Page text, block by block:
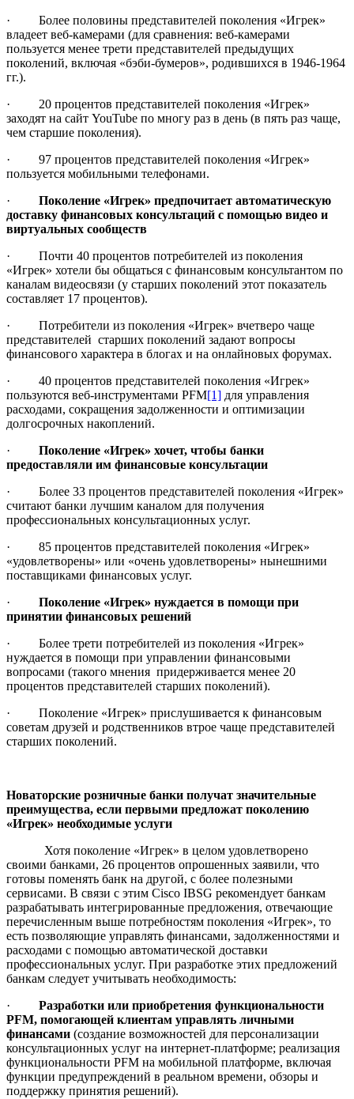
· Более половины представителей поколения «Игрек»
владеет веб-камерами (для сравнения: веб-камерами
пользуется менее трети представителей предыдущих
поколений, включая «бэби-бумеров», родившихся в 1946-1964
гг.).
· 20 процентов представителей поколения «Игрек»
заходят на сайт YouTube по многу раз в день (в пять раз чаще,
чем старшие поколения).
· 97 процентов представителей поколения «Игрек»
пользуется мобильными телефонами.
· Поколение «Игрек» предпочитает автоматическую
доставку финансовых консультаций с помощью видео и
виртуальных сообществ
· Почти 40 процентов потребителей из поколения
«Игрек» хотели бы общаться с финансовым консультантом по
каналам видеосвязи (у старших поколений этот показатель
составляет 17 процентов).
· Потребители из поколения «Игрек» вчетверо чаще
представителей старших поколений задают вопросы
финансового характера в блогах и на онлайновых форумах.
· 40 процентов представителей поколения «Игрек»
пользуются веб-инструментами PFM[1] для управления
расходами, сокращения задолженности и оптимизации
долгосрочных накоплений.
· Поколение «Игрек» хочет, чтобы банки
предоставляли им финансовые консультации
· Более 33 процентов представителей поколения «Игрек»
считают банки лучшим каналом для получения
профессиональных консультационных услуг.
· 85 процентов представителей поколения «Игрек»
«удовлетворены» или «очень удовлетворены» нынешними
поставщиками финансовых услуг.
· Поколение «Игрек» нуждается в помощи при
принятии финансовых решений
· Более трети потребителей из поколения «Игрек»
нуждается в помощи при управлении финансовыми
вопросами (такого мнения придерживается менее 20
процентов представителей старших поколений).
· Поколение «Игрек» прислушивается к финансовым
советам друзей и родственников втрое чаще представителей
старших поколений.
Новаторские розничные банки получат значительные
преимущества, если первыми предложат поколению
«Игрек» необходимые услуги
Хотя поколение «Игрек» в целом удовлетворено
своими банками, 26 процентов опрошенных заявили, что
готовы поменять банк на другой, с более полезными
сервисами. В связи с этим Cisco IBSG рекомендует банкам
разрабатывать интегрированные предложения, отвечающие
перечисленным выше потребностям поколения «Игрек», то
есть позволяющие управлять финансами, задолженностями и
расходами с помощью автоматической доставки
профессиональных услуг. При разработке этих предложений
банкам следует учитывать необходимость:
· Разработки или приобретения функциональности
PFM, помогающей клиентам управлять личными
финансами (создание возможностей для персонализации
консультационных услуг на интернет-платформе; реализация
функциональности PFM на мобильной платформе, включая
функции предупреждений в реальном времени, обзоры и
поддержку принятия решений).